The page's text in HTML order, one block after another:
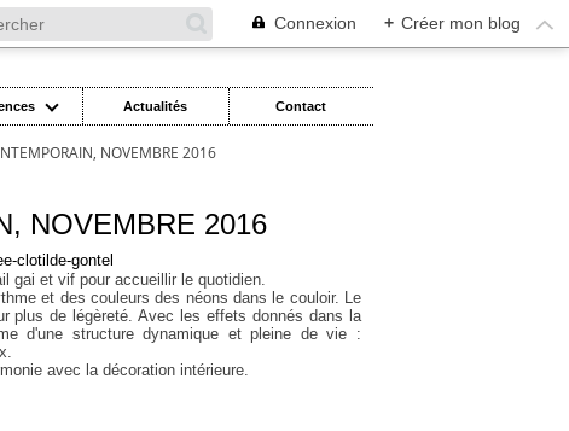
Connexion + Créer mon blog
Actualités Contact
NOVEMBRE 2016
NOVEMBRE 2016
gai et vif pour accueillir le quotidien.
et des couleurs des néons dans le couloir. Le
plus de légèreté. Avec les effets donnés dans la
d'une structure dynamique et pleine de vie :
avec la décoration intérieure.